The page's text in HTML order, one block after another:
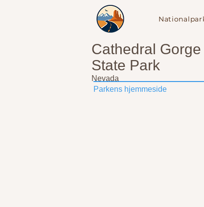
drivingUSA.dk
Cathedral Gorge
State Park
Nevada
Parkens hjemmeside